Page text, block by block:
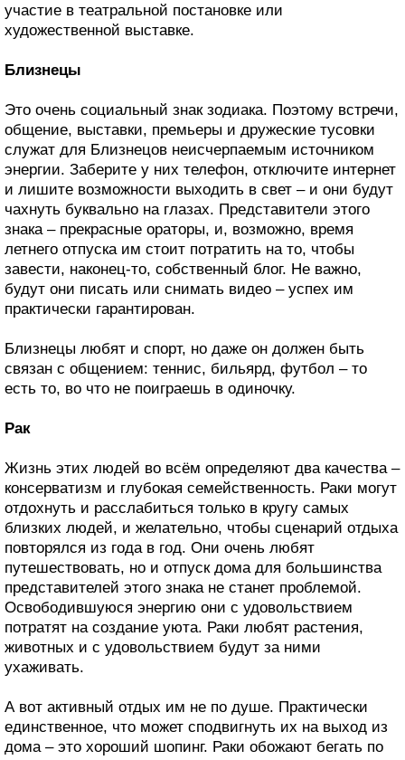
участие в театральной постановке или
художественной выставке.
Близнецы
Это очень социальный знак зодиака. Поэтому встречи,
общение, выставки, премьеры и дружеские тусовки
служат для Близнецов неисчерпаемым источником
энергии. Заберите у них телефон, отключите интернет
и лишите возможности выходить в свет – и они будут
чахнуть буквально на глазах. Представители этого
знака – прекрасные ораторы, и, возможно, время
летнего отпуска им стоит потратить на то, чтобы
завести, наконец-то, собственный блог. Не важно,
будут они писать или снимать видео – успех им
практически гарантирован.
Близнецы любят и спорт, но даже он должен быть
связан с общением: теннис, бильярд, футбол – то
есть то, во что не поиграешь в одиночку.
Рак
Жизнь этих людей во всём определяют два качества –
консерватизм и глубокая семейственность. Раки могут
отдох­нуть и расслабиться только в кругу самых
близких людей, и желательно, чтобы сценарий отдыха
повторялся из года в год. Они очень любят
путешествовать, но и отпуск дома для большинства
представителей этого знака не станет проблемой.
Освободившуюся энергию они с удовольствием
потратят на создание уюта. Раки любят растения,
животных и с удовольствием будут за ними
ухаживать.
А вот активный отдых им не по душе. Практически
единственное, что может сподвигнуть их на выход из
дома – это хороший шопинг. Раки обожают бегать по